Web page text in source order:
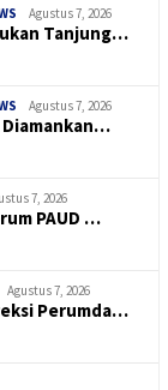
Agustus 7, 2026
Tanjung…
Agustus 7, 2026
Diamankan…
7, 2026
PAUD …
Agustus 7, 2026
Perumda…